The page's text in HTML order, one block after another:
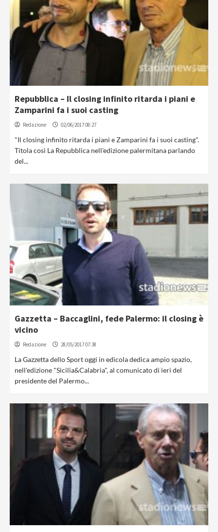
Repubblica – Il closing infinito ritarda i piani e
Zamparini fa i suoi casting
Redazione 02/06/2017 08:27
"Il closing infinito ritarda i piani e Zamparini fa i suoi casting".
Titola così La Repubblica nell'edizione palermitana parlando
del...
Gazzetta – Baccaglini, fede Palermo: il closing è
vicino
Redazione 28/05/2017 07:38
La Gazzetta dello Sport oggi in edicola dedica ampio spazio,
nell'edizione "Sicilia&Calabria", al comunicato di ieri del
presidente del Palermo...